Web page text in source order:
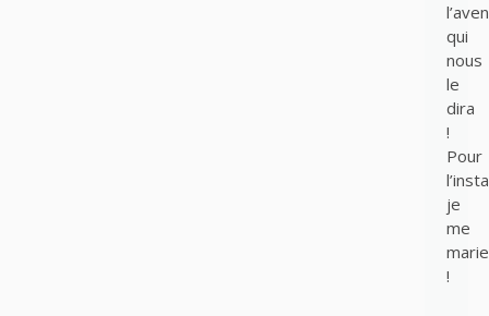
qui
nous
le
dira
!
Pour
je
me
marie
!